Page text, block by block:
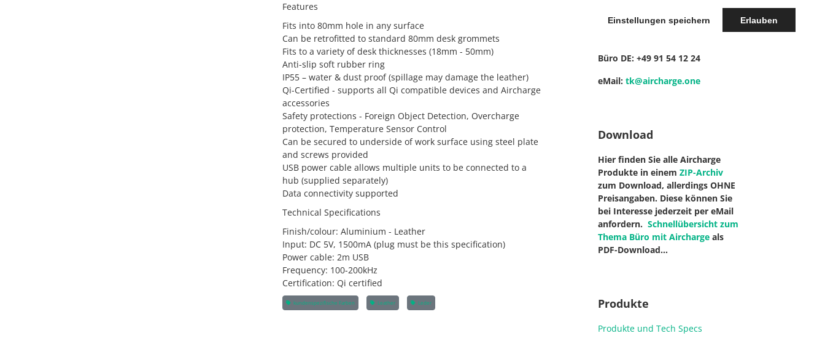
Features
Fits into 80mm hole in any surface
Can be retrofitted to standard 80mm desk grommets
Fits to a variety of desk thicknesses (18mm - 50mm)
Anti-slip soft rubber ring
IP55 – water & dust proof (spillage may damage the leather)
Qi-Certified - supports all Qi compatible devices and Aircharge
accessories
Safety protections - Foreign Object Detection, Overcharge
protection, Temperature Sensor Control
Can be secured to underside of work surface using steel plate
and screws provided
USB power cable allows multiple units to be connected to a
hub (supplied separately)
Data connectivity supported
Technical Specifications
Finish/colour: Aluminium - Leather
Input: DC 5V, 1500mA (plug must be this specification)
Power cable: 2m USB
Frequency: 100-200kHz
Certification: Qi certified
kundenspezifische Farben Leather Leder
Kontakt
Büro DE: +4991 54 12 24
eMail:tk@aircharge.one
Download
Hier finden Sie alle Aircharge
Produkte in einemZIP-Archiv
zum Download, allerdings OHNE
Preisangaben. Diese können Sie
bei Interesse jederzeit per eMail
anfordern.Schnellübersicht zum
Thema Büro mit Aircharge als
PDF-Download…
Produkte
Produkte und Tech Specs
Einstellungen speichern Erlauben